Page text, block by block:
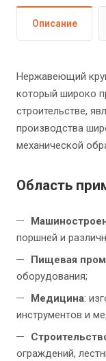
Описание
Нержавеющий
который широко
строительстве,
производства
механической
Область
поршней и
Пищевая
оборудования;
Медицина:
инструментов и
ограждений,